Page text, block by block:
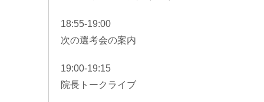
18:55-19:00
次の選考会の案内
19:00-19:15
院長トークライブ